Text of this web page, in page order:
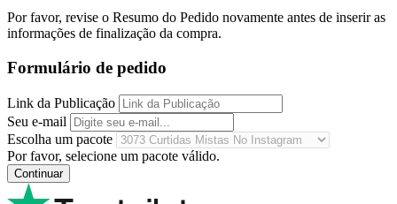
Por favor, revise o Resumo do Pedido novamente antes de inserir as
informações de finalização da compra.
Formulário de pedido
Link da Publicação
Seu e-mail
Escolha um pacote
Por favor, selecione um pacote válido.
Continuar